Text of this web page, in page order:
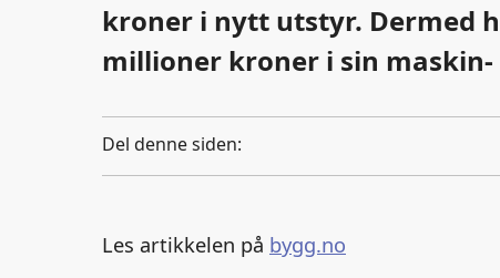
kroner i nytt utstyr. Dermed
millioner kroner i sin
Del denne siden:
Les artikkelen på bygg.no